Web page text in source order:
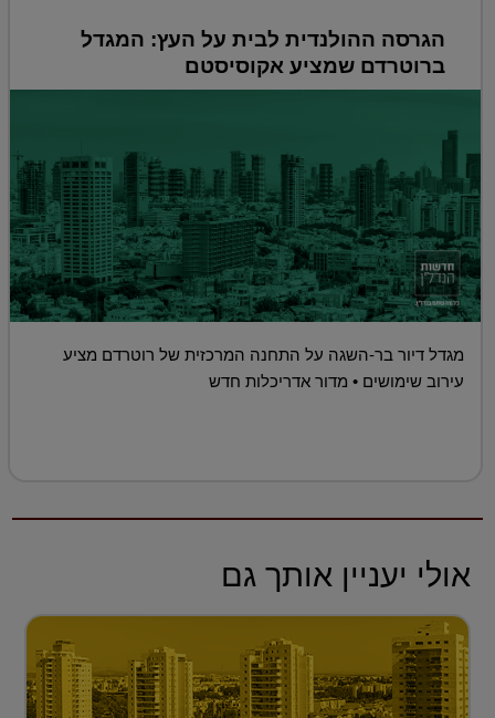
הגרסה ההולנדית לבית על העץ: המגדל
ברוטרדם שמציע אקוסיסטם
מגדל דיור בר-השגה על התחנה המרכזית של רוטרדם מציע
עירוב שימושים • מדור אדריכלות חדש
אולי יעניין אותך גם